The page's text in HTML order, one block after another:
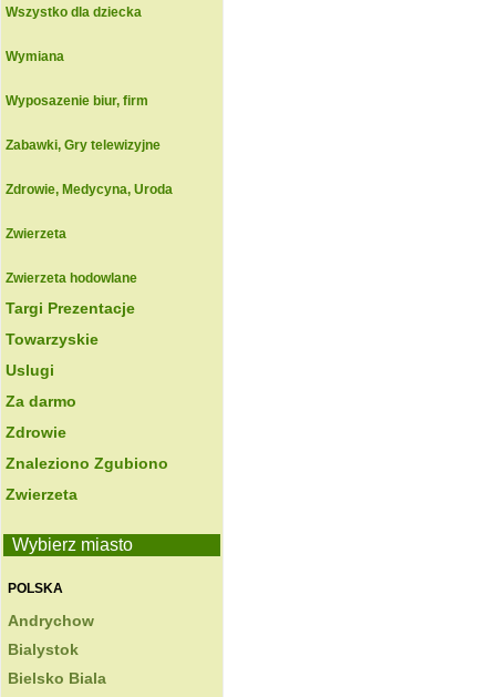
Wszystko dla dziecka
Wymiana
Wyposazenie biur, firm
Zabawki, Gry telewizyjne
Zdrowie, Medycyna, Uroda
Zwierzeta
Zwierzeta hodowlane
Targi Prezentacje
Towarzyskie
Uslugi
Za darmo
Zdrowie
Znaleziono Zgubiono
Zwierzeta
Wybierz miasto
POLSKA
Andrychow
Bialystok
Bielsko Biala